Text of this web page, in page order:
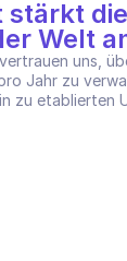
stärkt
Welt
uns,
Jahr zu
zu etablierten